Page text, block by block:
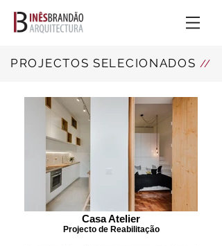
PROJECTOS SELECIONADOS //
Casa Atelier
Projecto de Reabilitação